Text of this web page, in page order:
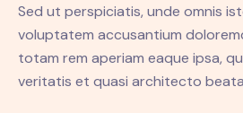
Sed ut perspiciatis, unde omnis
voluptatem accusantium
totam rem aperiam eaque ipsa,
veritatis et quasi architecto